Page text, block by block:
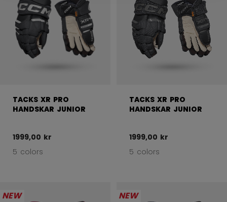
TACKS XR PRO
HANDSKAR JUNIOR
1999,00 kr
5 colors
TACKS XR PRO
HANDSKAR JUNIOR
1999,00 kr
5 colors
NEW NEW